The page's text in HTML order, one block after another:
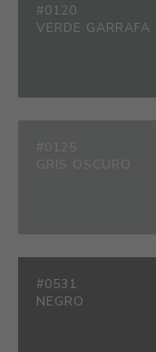
#0120
VERDE GARRAFA
#0531
NEGRO